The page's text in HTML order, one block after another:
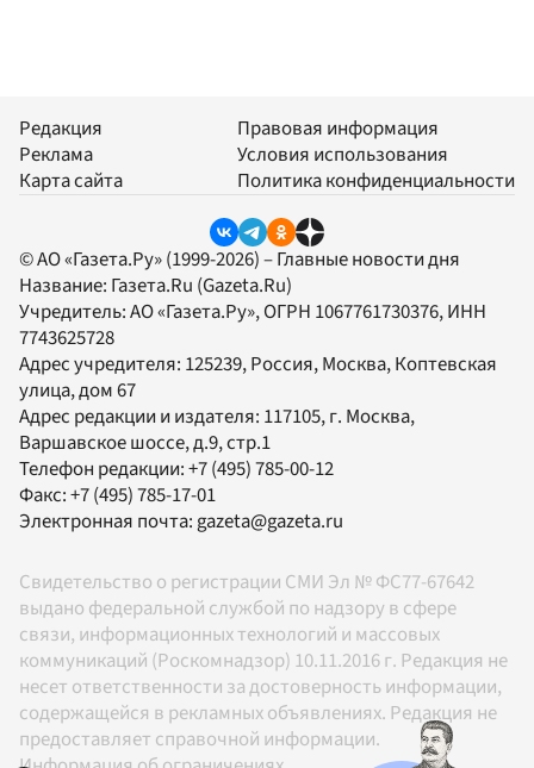
Редакция
Реклама
Карта сайта
Правовая информация
Условия использования
Политика конфиденциальности
© АО «Газета.Ру» (1999-2026) – Главные новости дня
Название: Газета.Ru (Gazeta.Ru)
Учредитель:АО «Газета.Ру», ОГРН 1067761730376, ИНН
7743625728
Адрес учредителя: 125239, Россия, Москва, Коптевская
улица, дом 67
Адрес редакции и издателя: 117105, г. Москва,
Варшавское шоссе, д.9, стр.1
Телефон редакции:+7 (495) 785-00-12
Факс:+7 (495) 785-17-01
Электронная почта:gazeta@gazeta.ru
Свидетельство о регистрации СМИ Эл № ФС77-67642
выдано федеральной службой по надзору в сфере
связи, информационных технологий и массовых
коммуникаций (Роскомнадзор) 10.11.2016 г. Редакция не
несет ответственности за достоверность информации,
содержащейся в рекламных объявлениях. Редакция не
предоставляет справочной информации.